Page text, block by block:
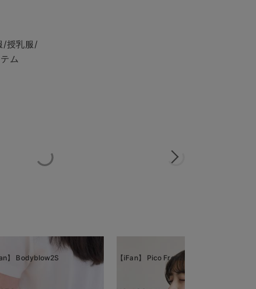
/授乳服/
ム
】 Bodyblow2S 【iFan】 Pico Freeze